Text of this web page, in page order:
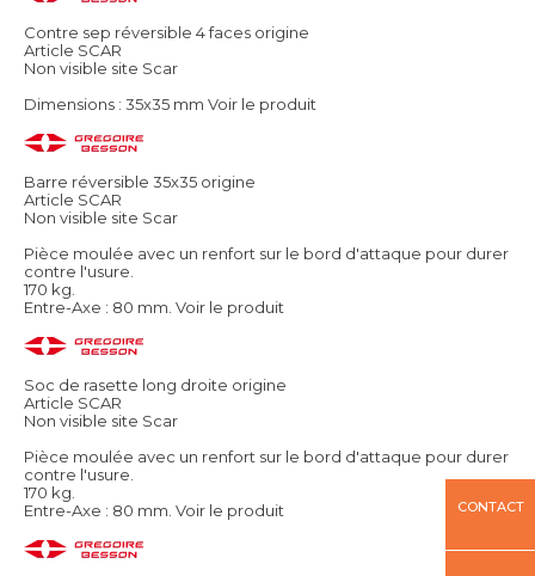
Contre sep réversible 4 faces origine
Article SCAR
Non visible site Scar
Dimensions : 35x35 mm Voir le produit
Barre réversible 35x35 origine
Article SCAR
Non visible site Scar
Pièce moulée avec un renfort sur le bord d'attaque pour durer
contre l'usure.
170 kg.
Entre-Axe : 80 mm. Voir le produit
Soc de rasette long droite origine
Article SCAR
Non visible site Scar
Pièce moulée avec un renfort sur le bord d'attaque pour durer
contre l'usure.
170 kg.
Entre-Axe : 80 mm. Voir le produit CONTACT